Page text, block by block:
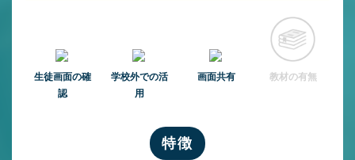
⽣徒画⾯の確
認
学校外での活
用
画面共有 教材の有無
特徴